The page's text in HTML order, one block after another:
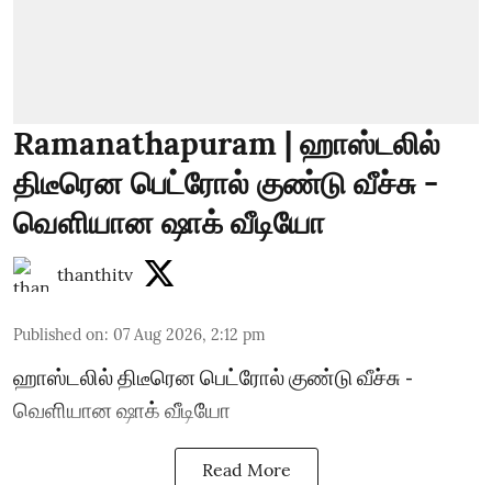
Ramanathapuram | ஹாஸ்டலில்
திடீரென பெட்ரோல் குண்டு வீச்சு -
வெளியான ஷாக் வீடியோ
thanthitv
Published on: 07 Aug 2026, 2:12 pm
ஹாஸ்டலில் திடீரென பெட்ரோல் குண்டு வீச்சு -
வெளியான ஷாக் வீடியோ
Read More